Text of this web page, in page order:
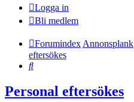
Logga in
Bli medlem
Forumindex Annonsplank
eftersökes
Sök
Personal eftersökes